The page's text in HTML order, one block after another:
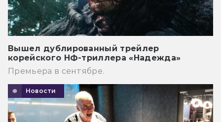
Вышел дублированный трейлер
корейского НФ-триллера «Надежда»
Премьера в сентябре.
Новости